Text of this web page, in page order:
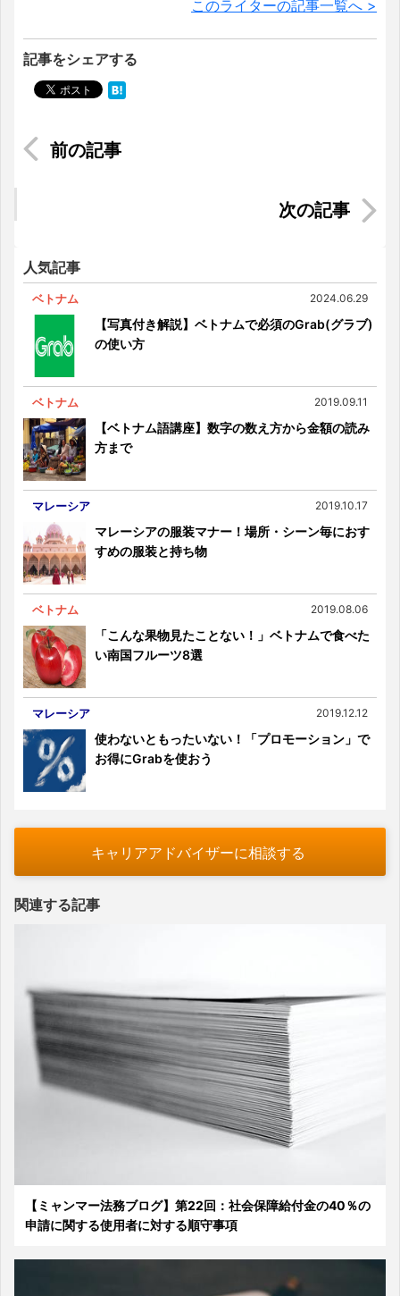
このライターの記事一覧へ >
記事をシェアする
マレーシアの現地通貨｜リンギットは日本と比べ
ベトナム、集中隔離場所で
人気記事
ベトナム 2024.06.29
【写真付き解説】ベトナムで必須のGrab(グラブ)
の使い方
ベトナム 2019.09.11
【ベトナム語講座】数字の数え方から金額の読み
方まで
マレーシア 2019.10.17
マレーシアの服装マナー！場所・シーン毎におす
すめの服装と持ち物
ベトナム 2019.08.06
「こんな果物見たことない！」ベトナムで食べた
い南国フルーツ8選
マレーシア 2019.12.12
使わないともったいない！「プロモーション」で
お得にGrabを使おう
キャリアアドバイザーに相談する
関連する記事
【ミャンマー法務ブログ】第22回：社会保障給付金の40％の
申請に関する使用者に対する順守事項